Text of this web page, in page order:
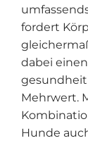
fordert
dabei
Mehrwert.
Hunde